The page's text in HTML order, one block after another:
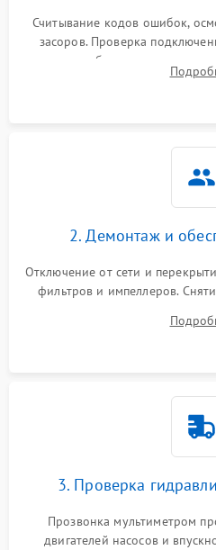
Считывание кодов ошибок,
засоров. Проверка
жалоб на отсутствие
разбрызгивателей или
2. Демонтаж и
Отключение от сети и
фильтров и импеллеров.
циркуляционному насосу,
3. Проверка
Прозвонка мультиметром
двигателей насосов и